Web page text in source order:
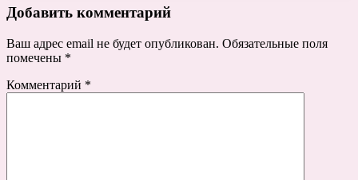
Добавить комментарий
Ваш адрес email не будет опубликован. Обязательные поля
помечены *
Комментарий *